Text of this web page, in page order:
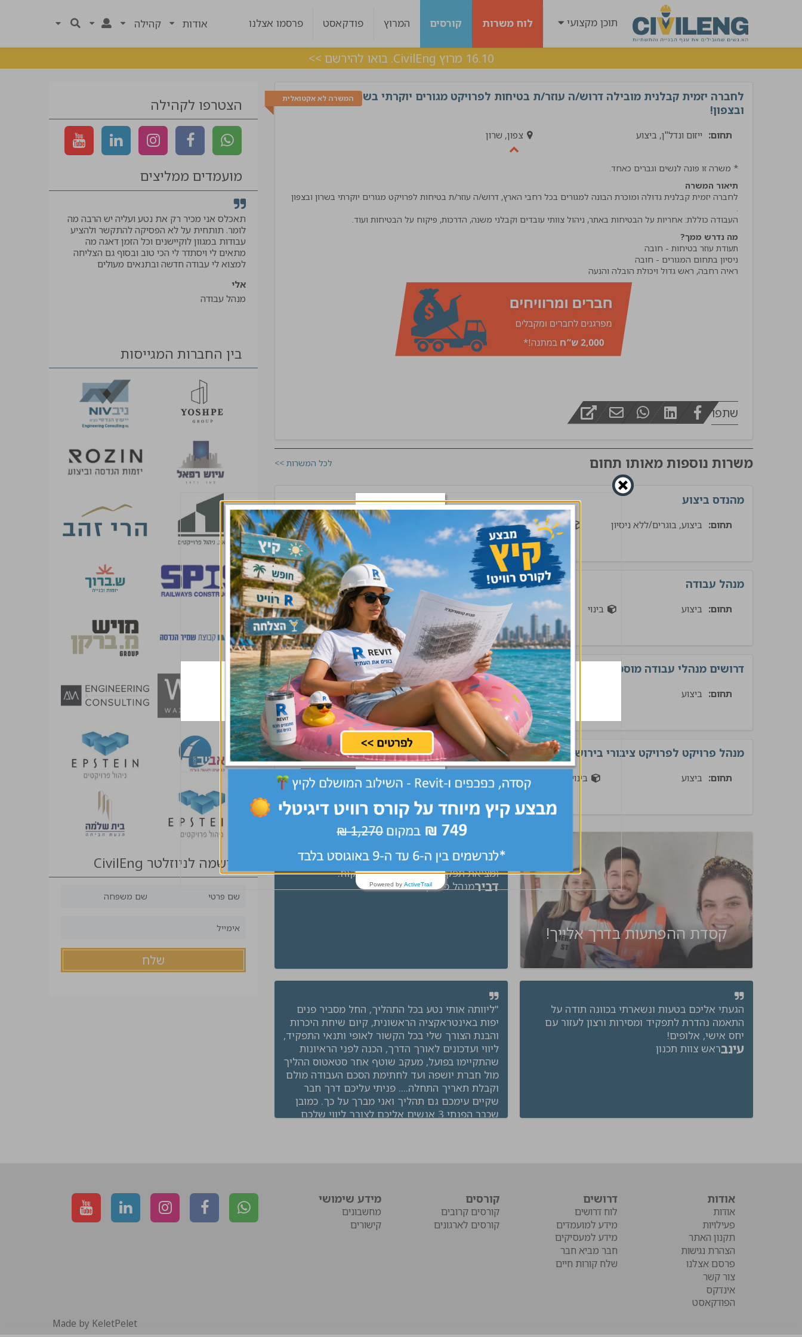
תוכן מקצועי לוח משרות קורסים המרוץ פודקאסט פרסמו אצלנו אודות קהילה
16.10 מרוץ CivilEng. בואו להירשם >>
המשרה לא אקטואליתלחברה יזמית קבלנית מובילה דרוש/ה עוזר/ת בטיחות לפרויקט מגורים יוקרתי בשרון
ובצפון!
תחום: ייזום ונדל"ן, ביצוע צפון, שרון
* משרה זו פונה לנשים וגברים כאחד.
תיאור המשרה
לחברה יזמית קבלנית גדולה ומוכרת הבונה למגורים בכל רחבי הארץ, דרוש/ה עוזר/ת בטיחות לפרויקט מגורים יוקרתי בשרון ובצפון
העבודה כוללת: אחריות על הבטיחות באתר, ניהול צוותי עובדים וקבלני משנה, הדרכות, פיקוח על הבטיחות ועוד.
מה נדרש ממך?
ראיה רחבה, ראש גדול ויכולת הובלה והנעה
שתפו
משרות נוספות מאותו תחום לכל המשרות >>
מהנדס ביצוע
תחום: ביצוע, בוגרים/ללא ניסיון בינוי מרכז, ירושלים, שרון, שפלה שלח קורות חיים
מנהל עבודה
תחום: ביצוע בינוי מרכז, שרון, שפלה שלח קורות חיים
דרושים מנהלי עבודה מוסמכים למגוון פרויקטים בארץ הארץ
תחום: ביצוע כל הארץ שלח קורות חיים
מנהל פרויקט לפרויקט ציבורי בירושלים
תחום: ביצוע בינוי מרכז שלח קורות חיים
קסדת ההפתעות בדרך אלייך!
שירות מעולה וקולע, הבנה של מהות התפקיד
ומציאת תפקיד שמתאים בדיוק ללקוח.
דבירמנהל פרויקט
הגעתי אליכם בטעות ונשארתי בכוונה תודה על
התאמה נהדרת לתפקיד ומסירות ורצון לעזור עם
יחס אישי, אלופים!
עינבראש צוות תכנון
"ליוותה אותי נטע בכל התהליך, החל מסביר פנים
יפות באינטראקציה הראשונית, קיום שיחת היכרות
והבנת הצורך שלי בכל הקשור לאופי ותנאי התפקיד,
ליווי ועדכונים לאורך הדרך, הכנה לפני הראיונות
שהתקיימו בפועל, מעקב שוטף אחר סטאטוס ההליך
מול חברת יושפה ועד לחתימת הסכם העבודה מולם
וקבלת תאריך התחלה.... פניתי עליכם דרך חבר
שקיים עימכם גם תהליך ואני מברך על כך. כמובן
שכבר הפנתי 3 אנשים אליכם לצורך ליווי שלכם
הצטרפו לקהילה
מועמדים ממליצים
"קיבלתי שירות מנטע השירות היה מעולה עם
מפקח בינוי
ליווי מצויין, בכל שלב היו מעורבים לאורך כל הדרך
תאכלס אני מכיר רק את נטע ועליה יש הרבה מה
לומר. תותחית על לא הפסיקה להתקשר ולהציע
עבודות במגוון לוקיישנים וכל הזמן דאגה מה
מתאים לי ויסתדר לי הכי טוב ובסוף גם הצליחה
למצוא לי עבודה חדשה ובתנאים מעולים
אלי
מנהל עבודה
בין החברות המגייסות
הרשמה לניוזלטר CivilEng
אודות
אודות
פעילויות
תקנון האתר
הצהרת נגישות
פרסם אצלנו
צור קשר
אינדקס
הפודקאסט
דרושים
לוח דרושים
מידע למועמדים
מידע למעסיקים
חבר מביא חבר
שלח קורות חיים
קורסים
קורסים קרובים
קורסים לארגונים
מידע שימושי
מחשבונים
קישורים
Made by KeletPelet
Powered by ActiveTrail